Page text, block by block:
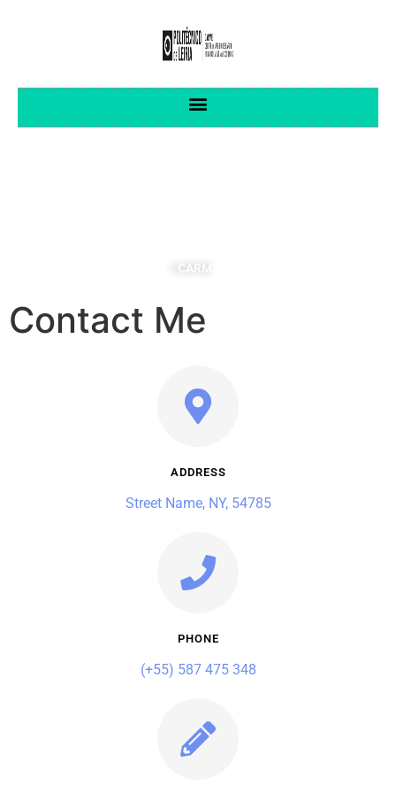
CARME
Contact Me
ADDRESS
Street Name, NY, 54785
PHONE
(+55) 587 475 348